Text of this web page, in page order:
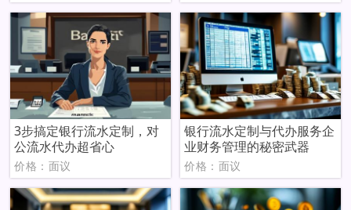
3步搞定银行流水定制，对
公流水代办超省心
价格：面议
银行流水定制与代办服务企
业财务管理的秘密武器
价格：面议